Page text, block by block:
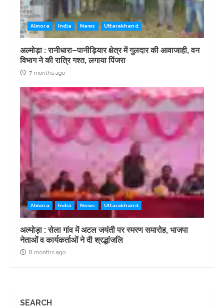
Almora India News Uttarakhand
अल्मोड़ा : रानीधारा–पानीड़ियार क्षेत्र में गुलदार की आवाजाही, वन
विभाग ने की रात्रि गश्त, लगाया पिंजरा
7 months ago
Almora India News Uttarakhand
अल्मोड़ा : सेला गांव में अटल जयंती पर स्मरण समारोह, भाजपा
नेताओं व कार्यकर्ताओं ने दी श्रद्धांजलि
8 months ago
SEARCH